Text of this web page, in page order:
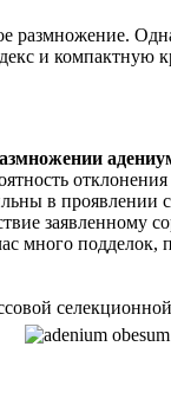
размножение.
и компактную
отклонения
в проявлении
заявленному
много подделок,